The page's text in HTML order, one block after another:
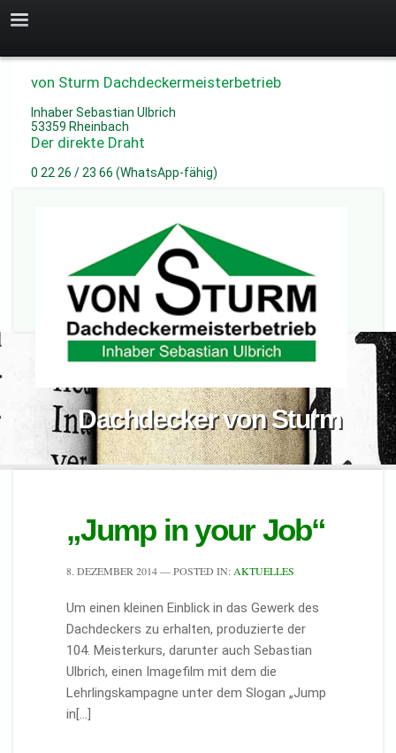
von Sturm Dachdeckermeisterbetrieb
Inhaber Sebastian Ulbrich
53359 Rheinbach
Der direkte Draht
0 22 26 / 23 66 (WhatsApp-fähig)
Dachdecker von Sturm
„Jump in your Job“
8. DEZEMBER 2014— POSTED IN: AKTUELLES
Um einen kleinen Einblick in das Gewerk des
Dachdeckers zu erhalten, produzierte der
104. Meisterkurs, darunter auch Sebastian
Ulbrich, einen Imagefilm mit dem die
Lehrlingskampagne unter dem Slogan „Jump
in[…]